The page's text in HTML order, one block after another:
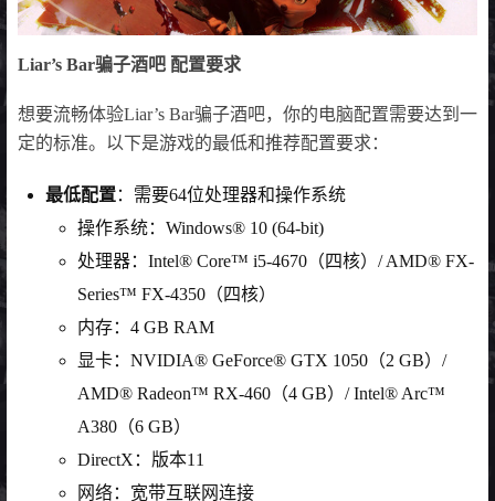
Liar’s Bar骗子酒吧 配置要求
想要流畅体验Liar’s Bar骗子酒吧，你的电脑配置需要达到一
定的标准。以下是游戏的最低和推荐配置要求：
最低配置：需要64位处理器和操作系统
操作系统：Windows® 10 (64-bit)
处理器：Intel® Core™ i5-4670（四核）/ AMD® FX-
Series™ FX-4350（四核）
内存：4 GB RAM
显卡：NVIDIA® GeForce® GTX 1050（2 GB）/
AMD® Radeon™ RX-460（4 GB）/ Intel® Arc™
A380（6 GB）
DirectX：版本11
网络：宽带互联网连接